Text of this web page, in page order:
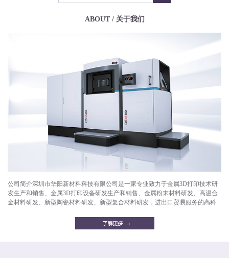
ABOUT / 关于我们
公司简介深圳市华阳新材料科技有限公司是一家专业致力于金属3D打印技术研
发生产和销售、金属3D打印设备研发生产和销售、金属粉末材料研发、高温合
金材料研发、新型陶瓷材料研发、新型复合材料研发，进出口贸易服务的高科
油喷嘴，减重机箱，散热器，异形件，模具，工艺品等。华阳新材料拥有一支
专业化、年轻化的技术团队，其骨干均为博士、硕士，其中博士生比例超过